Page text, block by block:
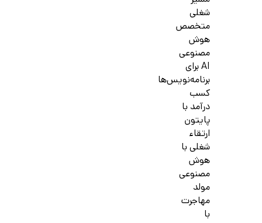
شغلی
متخصص
هوش
مصنوعی
AI برای
برنامه‌نویس‌ها
کسب
درآمد با
پایتون
ارتقاء
شغلی با
هوش
مصنوعی
مولد
مهاجرت
با